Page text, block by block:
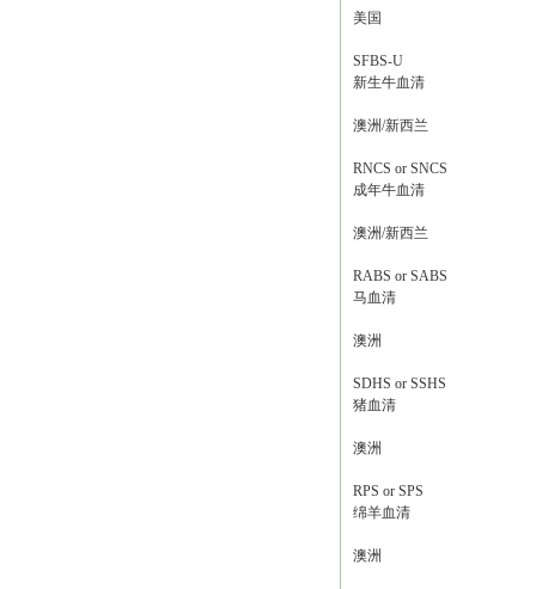
美国
SFBS-U
新生牛血清
澳洲/新西兰
RNCS or SNCS
成年牛血清
澳洲/新西兰
RABS or SABS
马血清
澳洲
SDHS or SSHS
猪血清
澳洲
RPS or SPS
绵羊血清
澳洲